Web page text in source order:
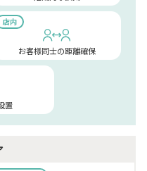
店内
お客様同士の距離確保
置